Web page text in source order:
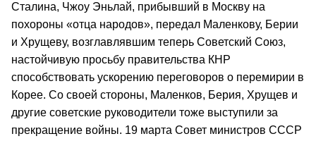
Сталина, Чжоу Эньлай, прибывший в Москву на
похороны «отца народов», передал Маленкову, Берии
и Хрущеву, возглавлявшим теперь Советский Союз,
настойчивую просьбу правительства КНР
способствовать ускорению переговоров о перемирии в
Корее. Со своей стороны, Маленков, Берия, Хрущев и
другие советские руководители тоже выступили за
прекращение войны. 19 марта Совет министров СССР